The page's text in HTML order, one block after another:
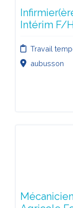
Intérim F/
Travail
aubusson